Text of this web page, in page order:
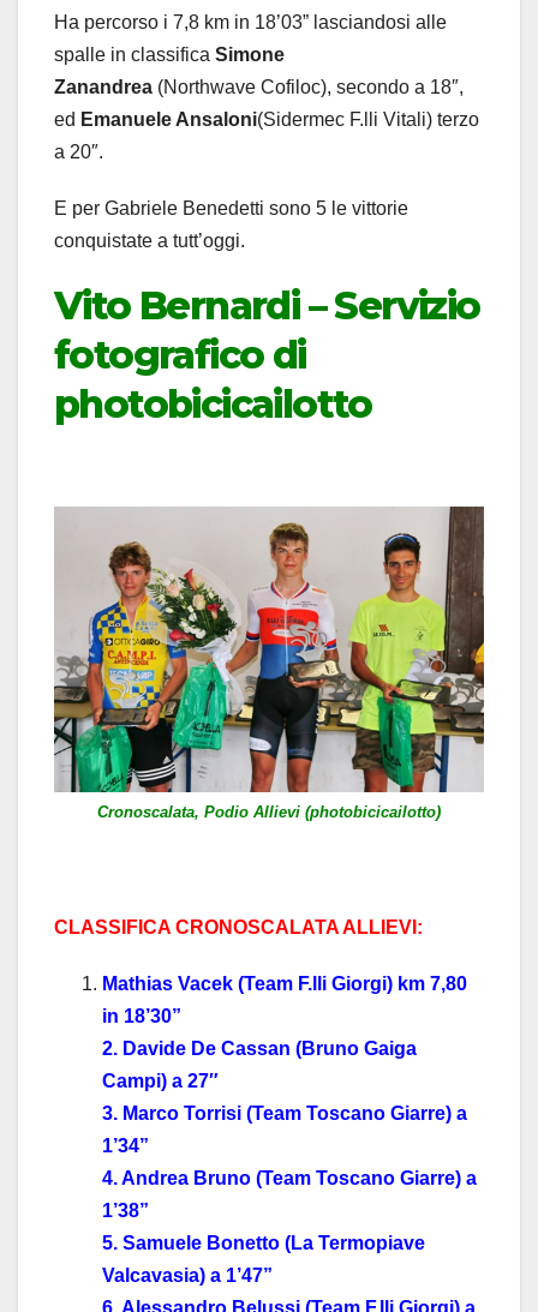
Ha percorso i 7,8 km in 18’03” lasciandosi alle
spalle in classifica Simone
Zanandrea (Northwave Cofiloc), secondo a 18″,
ed Emanuele Ansaloni(Sidermec F.lli Vitali) terzo
a 20″.
E per Gabriele Benedetti sono 5 le vittorie
conquistate a tutt’oggi.
Vito Bernardi – Servizio
fotografico di
photobicicailotto
Cronoscalata, Podio Allievi (photobicicailotto)
CLASSIFICA CRONOSCALATA ALLIEVI:
Mathias Vacek (Team F.lli Giorgi) km 7,80
in 18’30”
2. Davide De Cassan (Bruno Gaiga
Campi) a 27″
3. Marco Torrisi (Team Toscano Giarre) a
1’34”
4. Andrea Bruno (Team Toscano Giarre) a
1’38”
5. Samuele Bonetto (La Termopiave
Valcavasia) a 1’47”